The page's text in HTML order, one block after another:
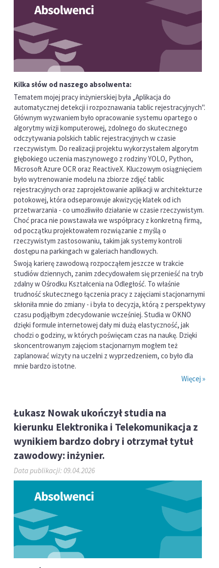
Kilka słów od naszego absolwenta:
Tematem mojej pracy inżynierskiej była „Aplikacja do
automatycznej detekcji i rozpoznawania tablic rejestracyjnych".
Głównym wyzwaniem było opracowanie systemu opartego o
algorytmy wizji komputerowej, zdolnego do skutecznego
odczytywania polskich tablic rejestracyjnych w czasie
rzeczywistym. Do realizacji projektu wykorzystałem algorytm
głębokiego uczenia maszynowego z rodziny YOLO, Python,
Microsoft Azure OCR oraz ReactiveX. Kluczowym osiągnięciem
było wytrenowanie modelu na zbiorze zdjęć tablic
rejestracyjnych oraz zaprojektowanie aplikacji w architekturze
potokowej, która odseparowuje akwizycję klatek od ich
przetwarzania - co umożliwiło działanie w czasie rzeczywistym.
Choć praca nie powstawała we współpracy z konkretną firmą,
od początku projektowałem rozwiązanie z myślą o
rzeczywistym zastosowaniu, takim jak systemy kontroli
dostępu na parkingach w galeriach handlowych.
Swoją karierę zawodową rozpocząłem jeszcze w trakcie
studiów dziennych, zanim zdecydowałem się przenieść na tryb
zdalny w Ośrodku Kształcenia na Odległość. To właśnie
trudność skutecznego łączenia pracy z zajęciami stacjonarnymi
skłoniła mnie do zmiany - i była to decyzja, którą z perspektywy
czasu podjąłbym zdecydowanie wcześniej. Studia w OKNO
dzięki formule internetowej dały mi dużą elastyczność, jak
chodzi o godziny, w których poświęcam czas na naukę. Dzięki
skoncentrowanym zajęciom stacjonarnym mogłem też
zaplanować wizyty na uczelni z wyprzedzeniem, co było dla
mnie bardzo istotne.
Więcej »
Łukasz Nowak ukończył studia na
kierunku Elektronika i Telekomunikacja z
wynikiem bardzo dobry i otrzymał tytuł
zawodowy: inżynier.
Data publikacji: 09.04.2026